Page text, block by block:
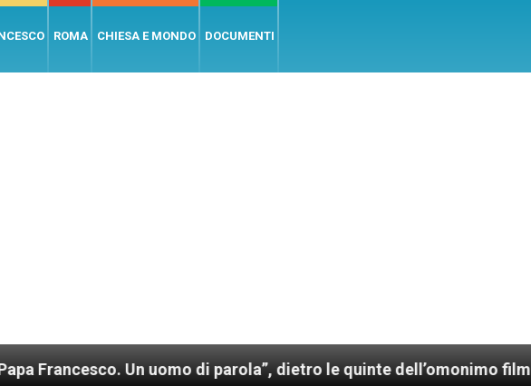
ROMA CHIESA E MONDO DOCUMENTI
Un uomo di parola”, dietro le quinte dell’omonimo film di Wim Wenders